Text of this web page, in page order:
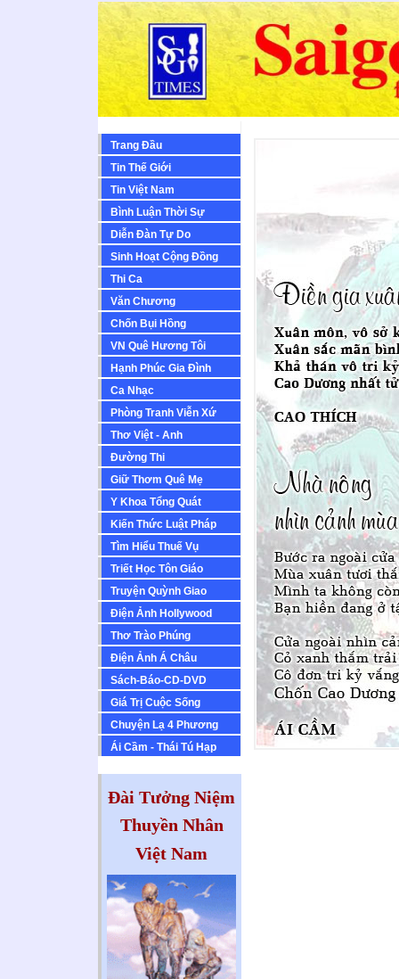
Trang Đầu
Tin Thế Giới
Tin Việt Nam
Bình Luận Thời Sự
Diễn Ðàn Tự Do
Sinh Hoạt Cộng Ðồng
Thi Ca
Văn Chương
Chốn Bụi Hồng
VN Quê Hương Tôi
Hạnh Phúc Gia Đình
Ca Nhạc
Phòng Tranh Viễn Xứ
Thơ Việt - Anh
Ðường Thi
Giữ Thơm Quê Mẹ
Y Khoa Tổng Quát
Kiến Thức Luật Pháp
Tìm Hiểu Thuế Vụ
Triết Học Tôn Giáo
Truyện Quỳnh Giao
Ðiện Ảnh Hollywood
Thơ Trào Phúng
Ðiện Ảnh Á Châu
Sách-Báo-CD-DVD
Giá Trị Cuộc Sống
Chuyện Lạ 4 Phương
Ái Cầm - Thái Tú Hạp
Đài Tưởng Niệm
Thuyền Nhân
Việt Nam